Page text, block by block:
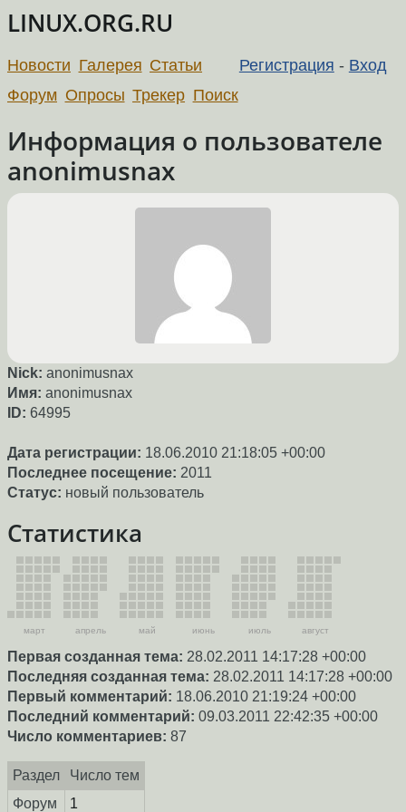
LINUX.ORG.RU
Регистрация - Вход
Новости Галерея Статьи
Форум Опросы Трекер Поиск
Информация о пользователе
anonimusnax
Nick: anonimusnax
Имя: anonimusnax
ID: 64995
Дата регистрации: 18.06.2010 21:18:05 +00:00
Последнее посещение: 2011
Статус: новый пользователь
Статистика
март апрель май июнь июль август
Первая созданная тема: 28.02.2011 14:17:28 +00:00
Последняя созданная тема: 28.02.2011 14:17:28 +00:00
Первый комментарий: 18.06.2010 21:19:24 +00:00
Последний комментарий: 09.03.2011 22:42:35 +00:00
Число комментариев: 87
Раздел
Число тем
Форум
1